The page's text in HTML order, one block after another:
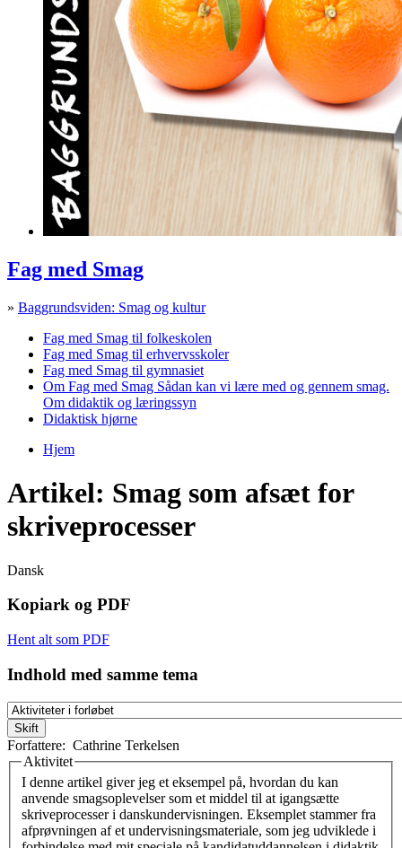
Fag med Smag
» Baggrundsviden: Smag og kultur
Fag med Smag til folkeskolen
Fag med Smag til erhvervsskoler
Fag med Smag til gymnasiet
Om Fag med Smag Sådan kan vi lære med og gennem smag.
Om didaktik og læringssyn
Didaktisk hjørne
Hjem
Artikel: Smag som afsæt for
skriveprocesser
Dansk
Kopiark og PDF
Hent alt som PDF
Indhold med samme tema
Forfattere: Cathrine Terkelsen
Vertikale faneblade
Aktivitet
I denne artikel giver jeg et eksempel på, hvordan du kan
anvende smagsoplevelser som et middel til at igangsætte
skriveprocesser i danskundervisningen. Eksemplet stammer fra
afprøvningen af et undervisningsmateriale, som jeg udviklede i